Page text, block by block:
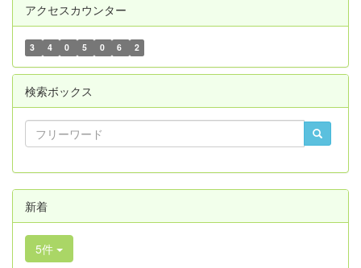
アクセスカウンター
3 4 0 5 0 6 2
検索ボックス
新着
5件